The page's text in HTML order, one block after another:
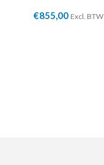
€855,00 Excl. BTW